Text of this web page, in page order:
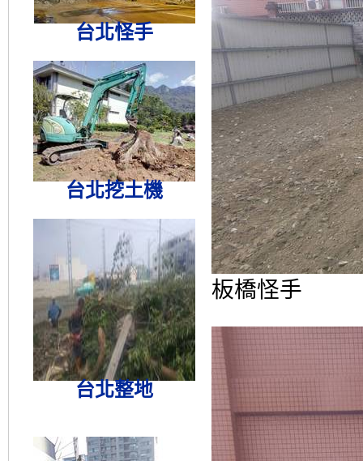
台北怪手
台北挖土機
台北整地
板橋怪手